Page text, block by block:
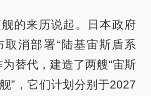
的来历说起。日本政府
取消部署“陆基宙斯盾系
为替代，建造了两艘“宙斯
”，它们计划分别于2027